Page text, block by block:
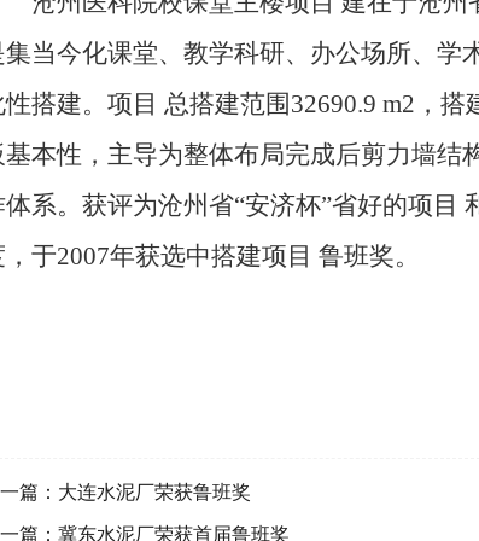
集当今化课堂、教学科研、办公场所、学
性搭建。项目 总搭建范围32690.9 m2，
基本性，主导为整体布局完成后剪力墙结
体系。获评为沧州省“安济杯”省好的项目
于2007年获选中搭建项目 鲁班奖。
篇： 大连水泥厂荣获鲁班奖
篇： 冀东水泥厂荣获首届鲁班奖